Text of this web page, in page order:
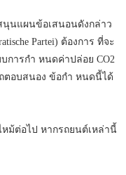
นุนแผนข้อเสนอนดังกล่าว
Partei) ต้องการ ที่จะ
การกำ หนดค่าปล่อย CO2
ตอบสนอง ข้อกำ หนดนี้ได้
หม้ต่อไป หากรถยนต์เหล่านี้